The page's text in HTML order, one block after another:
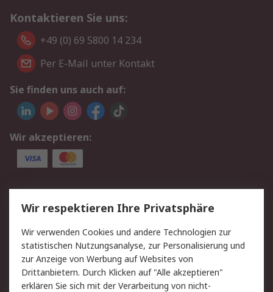
Kontaktieren Sie uns:
+49 (0) 69 5800 14 234
Per E-Mail unter Kontakt
Sie finden uns auch auf:
Wir akzeptieren:
Service
Value Added Services
Lieferlösungen
Rücksendungen
Kontakt
Hilfe
Privatkunden
Rechtliches
Wir respektieren Ihre Privatsphäre
Wir verwenden Cookies und andere Technologien zur
statistischen Nutzungsanalyse, zur Personalisierung und
zur Anzeige von Werbung auf Websites von
Drittanbietern. Durch Klicken auf "Alle akzeptieren"
erklären Sie sich mit der Verarbeitung von nicht-